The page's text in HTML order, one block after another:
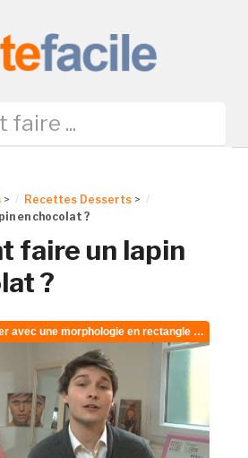
> Recettes Desserts >
en chocolat ?
faire un lapin
?